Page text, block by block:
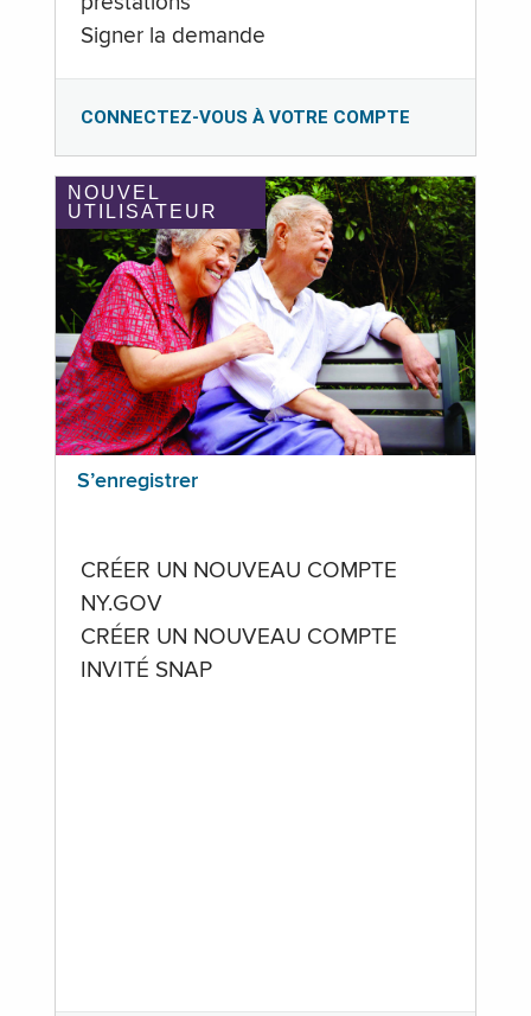
Signer la demande
CONNECTEZ-VOUS À VOTRE COMPTE
NOUVEL
UTILISATEUR
S’enregistrer
CRÉER UN NOUVEAU COMPTE
NY.GOV
CRÉER UN NOUVEAU COMPTE
INVITÉ SNAP